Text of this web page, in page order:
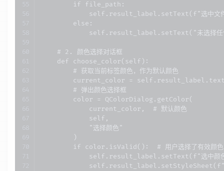
        if file_path:
self.result_label.setText(f"选中文
        else:
self.result_label.setText("未选择任
    # 2. 颜色选择对话框
    def choose_color(self):
        # 获取当前标签颜色，作为默认颜色
current_color =
        # 弹出颜色选择框
        color = QColorDialog.getColor(
            current_color,  # 默认颜色
            self,
            "选择颜色"
        )
        if color.isValid():  # 用户选择了有效颜色
self.result_label.setText(f"选中颜